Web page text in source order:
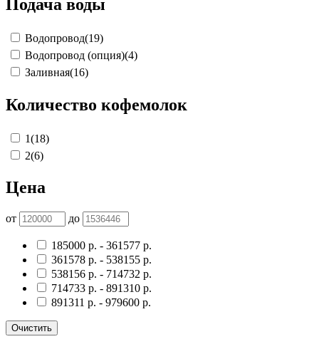
Подача воды
Водопровод(19)
Водопровод (опция)(4)
Заливная(16)
Количество кофемолок
1(18)
2(6)
Цена
от до
185000 р. - 361577 р.
361578 р. - 538155 р.
538156 р. - 714732 р.
714733 р. - 891310 р.
891311 р. - 979600 р.
Очистить